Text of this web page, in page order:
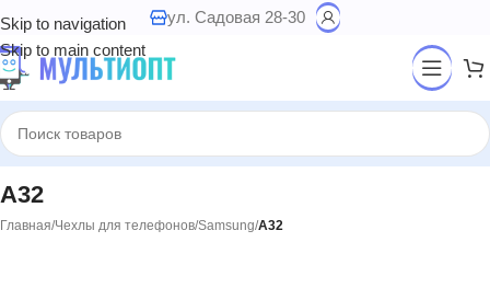
Skip to navigation
Skip to main content
ул. Садовая 28-30
A32
Главная/Чехлы для телефонов/Samsung/A32